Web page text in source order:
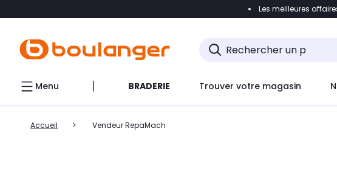
Accéder directement au
Les meilleures
Menu BRADERIE Trouver votre magasin
Accueil Vendeur RepaMach